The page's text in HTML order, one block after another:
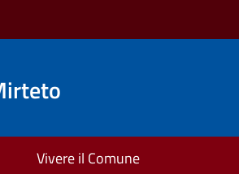
Vivere il Comune